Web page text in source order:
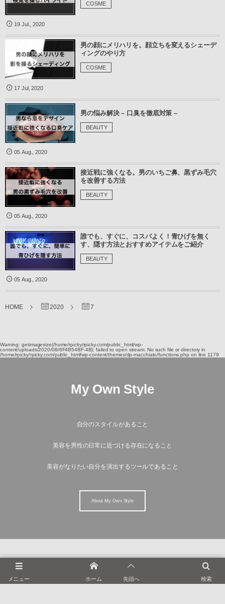
COSME
19 Jul.,2020
男の顔にメリハリを。顔立ちを変えるシェーデ
ィングのやり方
COSME
17 Jul ,2020
男の悩み解決 – 口臭を徹底対策 –
BEAUTY
05 Aug. ,2020
接近戦に強くなる。男のいちご鼻、黒ずみ毛穴
を改善する方法
BEAUTY
05 Aug. ,2020
誰でも、すぐに、コスパよく！青ひげを無く
す、隠す方法とおすすめアイテムをご紹介
BEAUTY
05 Aug.,2020
HOME 2020 7
Warning: getimagesize(/home/rpicky/rpicky.com/public_html/wp-
content/uploads/2020/08/6F4B54BF-4B): failed to open stream: No such file or directory in
/home/rpicky/rpicky.com/public_html/wp-content/themes/dp-macchiato/functions.php on line1179
My Own Style
自分のスタイルがあること
美容を男性の日常に近づける存在になること
美容がなりたい自分を演出するツールであること
About My Own Style
メニュー 検索
ホーム 先頭へ